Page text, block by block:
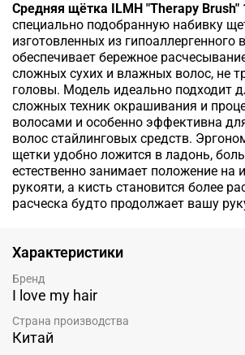
Средняя щётка ILMH "Therapy Brush"
специально подобранную набивку
изготовленных из гипоаллергенного
обеспечивает бережное
сложных сухих и влажных волос, не
головы. Модель идеально подходит
сложных техник окрашивания и
волосами и особенно эффективна
волос стайлинговых средств.
щетки удобно ложится в ладонь,
естественно занимает положение на
рукояти, а кисть становится более
расческа будто продолжает вашу
Характеристики
Бренд
I love my hair
Страна производства
Китай